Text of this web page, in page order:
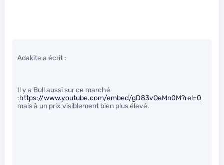
Adakite a écrit :
Il y a Bull aussi sur ce marché
:https://www.youtube.com/embed/gD83vOeMn0M?rel=0
mais à un prix visiblement bien plus élevé.